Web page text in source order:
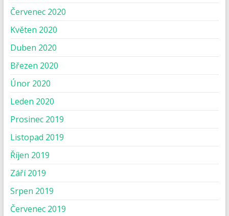
Červenec 2020
Květen 2020
Duben 2020
Březen 2020
Únor 2020
Leden 2020
Prosinec 2019
Listopad 2019
Říjen 2019
Září 2019
Srpen 2019
Červenec 2019